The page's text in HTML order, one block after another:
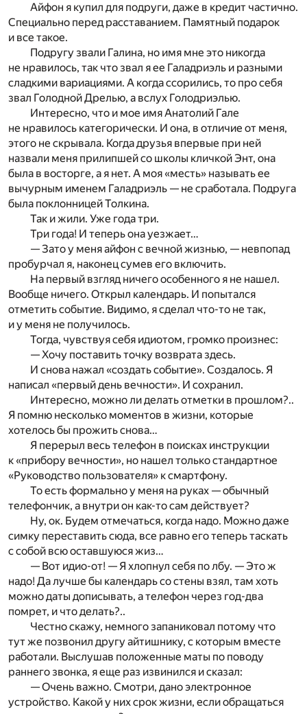
Айфон я купил для подруги, даже в кредит частично.
Специально перед расставанием. Памятный подарок
и все такое.
Подругу звали Галина, но имя мне это никогда
не нравилось, так что звал я ее Галадриэль и разными
сладкими вариациями. А когда ссорились, то про себя
звал Голодной Дрелью, а вслух Голодриэлью.
Интересно, что и мое имя Анатолий Гале
не нравилось категорически. И она, в отличие от меня,
этого не скрывала. Когда друзья впервые при ней
назвали меня прилипшей со школы кличкой Энт, она
была в восторге, а я нет. А моя «месть» называть ее
вычурным именем Галадриэль — не сработала. Подруга
была поклонницей Толкина.
Так и жили. Уже года три.
Три года! И теперь она уезжает…
— Зато у меня айфон с вечной жизнью, — невпопад
пробурчал я, наконец сумев его включить.
На первый взгляд ничего особенного я не нашел.
Вообще ничего. Открыл календарь. И попытался
отметить событие. Видимо, я сделал что-то не так,
и у меня не получилось.
Тогда, чувствуя себя идиотом, громко произнес:
— Хочу поставить точку возврата здесь.
И снова нажал «создать событие». Создалось. Я
написал «первый день вечности». И сохранил.
Интересно, можно ли делать отметки в прошлом?..
Я помню несколько моментов в жизни, которые
хотелось бы прожить снова…
Я перерыл весь телефон в поисках инструкции
к «прибору вечности», но нашел только стандартное
«Руководство пользователя» к смартфону.
То есть формально у меня на руках — обычный
телефончик, а внутри он как-то сам действует?
Ну, ок. Будем отмечаться, когда надо. Можно даже
симку переставить сюда, все равно его теперь таскать
с собой всю оставшуюся жиз…
— Вот идио-от! — Я хлопнул себя по лбу. — Это ж
надо! Да лучше бы календарь со стены взял, там хоть
можно даты дописывать, а телефон через год-два
помрет, и что делать?..
Честно скажу, немного запаниковал потому что
тут же позвонил другу айтишнику, с которым вместе
работали. Выслушав положенные маты по поводу
раннего звонка, я еще раз извинился и сказал:
— Очень важно. Смотри, дано электронное
устройство. Какой у них срок жизни, если обращаться